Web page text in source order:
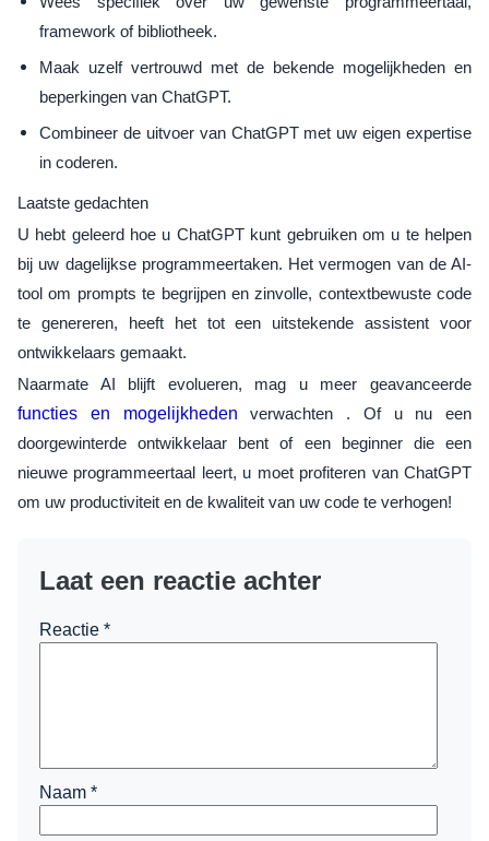
framework of bibliotheek.
Maak uzelf vertrouwd met de bekende mogelijkheden en
beperkingen van ChatGPT.
Combineer de uitvoer van ChatGPT met uw eigen expertise
in coderen.
Laatste gedachten
U hebt geleerd hoe u ChatGPT kunt gebruiken om u te helpen
bij uw dagelijkse programmeertaken. Het vermogen van de AI-
tool om prompts te begrijpen en zinvolle, contextbewuste code
te genereren, heeft het tot een uitstekende assistent voor
ontwikkelaars gemaakt.
Naarmate AI blijft evolueren, mag u meer geavanceerde
functies en mogelijkheden verwachten . Of u nu een
doorgewinterde ontwikkelaar bent of een beginner die een
nieuwe programmeertaal leert, u moet profiteren van ChatGPT
om uw productiviteit en de kwaliteit van uw code te verhogen!
Laat een reactie achter
Reactie *
Naam *